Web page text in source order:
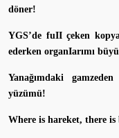
döner!
YGS’de fuII çeken
ederken organIarımı
Yanağımdaki
yüzümü!
Where is hareket, there is